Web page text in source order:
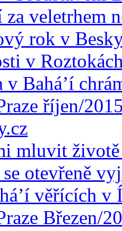
veletrhem
rok v
v
v Bahá’í
říjen/
mluvit
otevřeně
věřících v
Březen/